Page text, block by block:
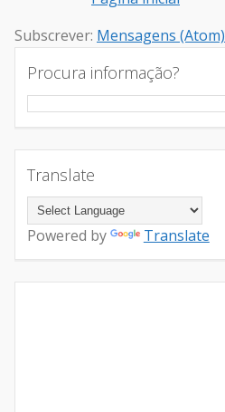
Subscrever: Mensagens (Atom)
Procura informação?
Translate
Powered by Translate